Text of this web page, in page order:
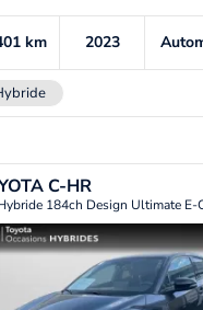
km 2023
C-HR
184ch Design Ultimate E-